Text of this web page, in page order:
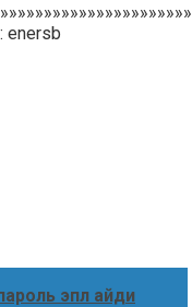
enersb
эпл айди